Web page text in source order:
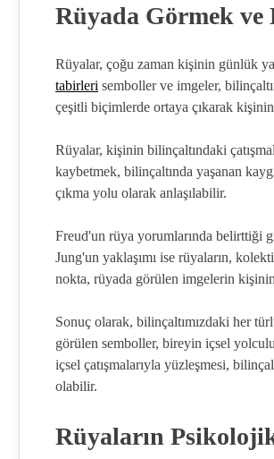
Rüyada Görmek ve
Rüyalar, çoğu zaman kişinin günlük
tabirleri semboller ve imgeler,
çeşitli biçimlerde ortaya çıkarak kişinin
Rüyalar, kişinin bilinçaltındaki
kaybetmek, bilinçaltında yaşanan
çıkma yolu olarak anlaşılabilir.
Freud'un rüya yorumlarında belirttiği
Jung'un yaklaşımı ise rüyaların,
nokta, rüyada görülen imgelerin
Sonuç olarak, bilinçaltımızdaki her
görülen semboller, bireyin içsel
içsel çatışmalarıyla yüzleşmesi,
olabilir.
Rüyaların